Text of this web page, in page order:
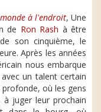
à l'endroit, Une
de Ron Rash à être
son cinquième, le
Après les années
nous embarque
un talent certain
où les gens
juger leur prochain